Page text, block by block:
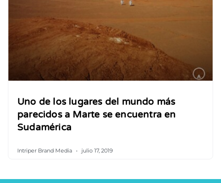
Uno de los lugares del mundo más
parecidos a Marte se encuentra en
Sudamérica
Intriper Brand Media julio 17, 2019